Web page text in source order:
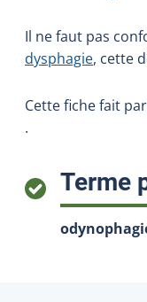
Il ne faut pas
dysphagie, cette
Cette fiche fait
.
Terme